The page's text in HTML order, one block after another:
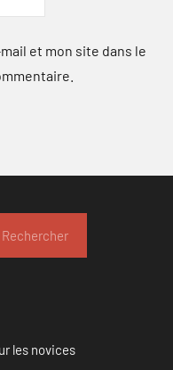
et mon site dans le
Rechercher
les novices